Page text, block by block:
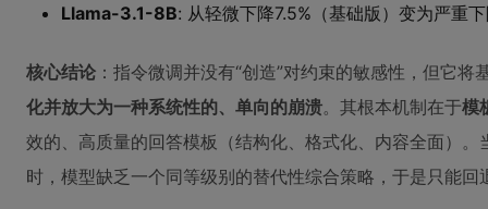
Llama-3.1-8B: 从轻微下降7.5%（基础版）变为严重
核心结论 ：指令微调并没有“创造”对约束的敏感性，但它
化并放大为一种系统性的、单向的崩溃。其根本机制在于模
效的、高质量的回答模板（结构化、格式化、内容全面）
时，模型缺乏一个同等级别的替代性综合策略，于是只能